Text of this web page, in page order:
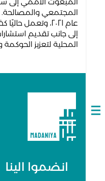
Open
navigation
المجتمعي والمصالحة.
عام ٢٠٢١، وتعمل
إلى جانب تقديم
المحلية لتعزيز
انضموا الينا